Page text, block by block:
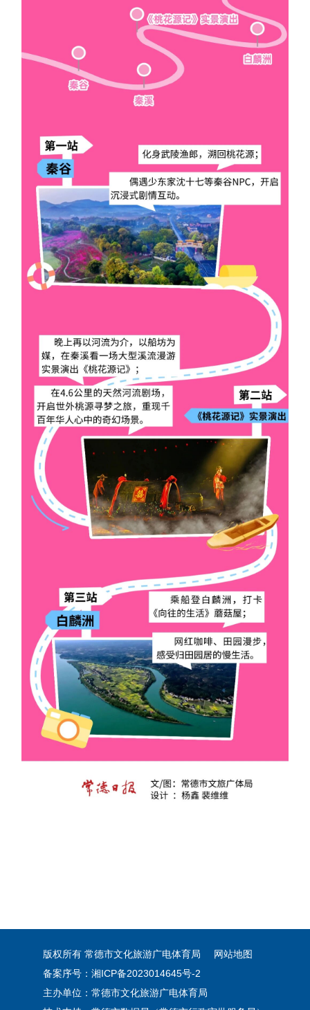
版权所有 常德市文化旅游广电体育局
网站地图
备案序号：湘ICP备2023014645号-2
主办单位：常德市文化旅游广电体育局